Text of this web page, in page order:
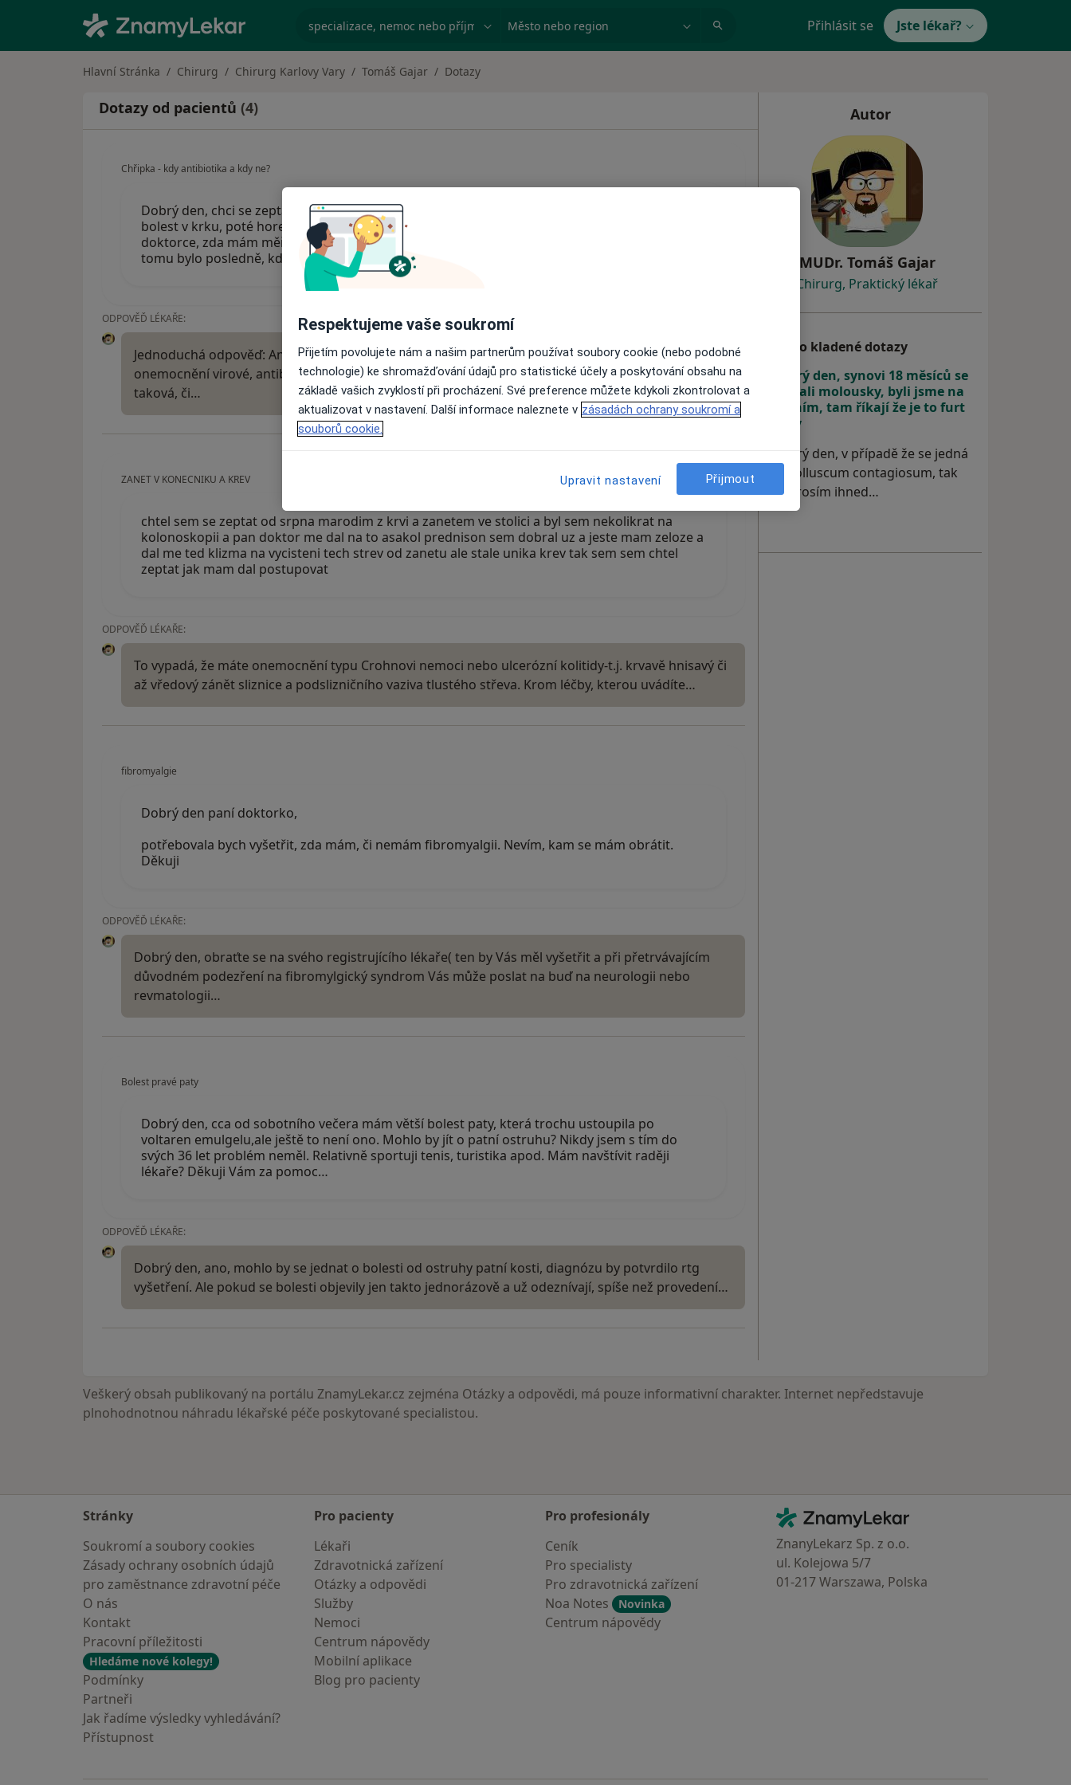
specializace, nemoc nebo příjmení Město nebo region Přihlásit se Jste lékař?
Hlavní Stránka Chirurg Chirurg Karlovy Vary Tomáš Gajar Dotazy
Dotazy od pacientů (4)
Chřipka - kdy antibiotika a kdy ne?
Dobrý den, chci se zeptat na jiný názor praktického lékaře. Onemocněla jsem, nejdřív pouze
bolest v krku, poté horečka 38,4, bolest svalů a celého těla, slabost.. a tak jsem volala
doktorce, zda mám měřit cestu do ordinace, ne aby mě opět poslala domů s Vincentkou (jak
tomu bylo posledně, kdy…
ODPOVĚĎ LÉKAŘE:
Jednoduchá odpověď: Antibiotika se předepisují na bakteriální infekce a jelikož je chřipka
onemocnění virové, antibiotika by nezabrala. Otázkou může být, zda je to u Vás chřipka jako
taková, či…
ZANET V KONECNIKU A KREV
chtel sem se zeptat od srpna marodim z krvi a zanetem ve stolici a byl sem nekolikrat na
kolonoskopii a pan doktor me dal na to asakol prednison sem dobral uz a jeste mam zeloze a
dal me ted klizma na vycisteni tech strev od zanetu ale stale unika krev tak sem sem chtel
zeptat jak mam dal postupovat
ODPOVĚĎ LÉKAŘE:
To vypadá, že máte onemocnění typu Crohnovi nemoci nebo ulcerózní kolitidy-t.j. krvavě hnisavý či
až vředový zánět sliznice a podslizničního vaziva tlustého střeva. Krom léčby, kterou uvádíte…
fibromyalgie
Dobrý den paní doktorko,
potřebovala bych vyšetřit, zda mám, či nemám fibromyalgii. Nevím, kam se mám obrátit.
Děkuji
ODPOVĚĎ LÉKAŘE:
Dobrý den, obraťte se na svého registrujícího lékaře( ten by Vás měl vyšetřit a při přetrvávajícím
důvodném podezření na fibromylgický syndrom Vás může poslat na buď na neurologii nebo
revmatologii…
Bolest pravé paty
Dobrý den, cca od sobotního večera mám větší bolest paty, která trochu ustoupila po
voltaren emulgelu,ale ještě to není ono. Mohlo by jít o patní ostruhu? Nikdy jsem s tím do
svých 36 let problém neměl. Relativně sportuji tenis, turistika apod. Mám navštívit raději
lékaře? Děkuji Vám za pomoc…
ODPOVĚĎ LÉKAŘE:
Dobrý den, ano, mohlo by se jednat o bolesti od ostruhy patní kosti, diagnózu by potvrdilo rtg
vyšetření. Ale pokud se bolesti objevily jen takto jednorázově a už odeznívají, spíše než provedení…
Autor
MUDr. Tomáš Gajar
Chirurg, Praktický lékař
Často kladené dotazy
Dobrý den, synovi 18 měsíců se
udělali molousky, byli jsme na
kožním, tam říkají že je to furt
okey
Dobrý den, v případě že se jedná
o molluscum contagiosum, tak
se prosím ihned…
Veškerý obsah publikovaný na portálu ZnamyLekar.cz zejména Otázky a odpovědi, má pouze informativní charakter. Internet nepředstavuje
plnohodnotnou náhradu lékařské péče poskytované specialistou.
Stránky
Soukromí a soubory cookies
Zásady ochrany osobních údajů
pro zaměstnance zdravotní péče
O nás
Kontakt
Pracovní příležitosti
Hledáme nové kolegy!
Podmínky
Partneři
Jak řadíme výsledky vyhledávání?
Přístupnost
Pro pacienty
Lékaři
Zdravotnická zařízení
Otázky a odpovědi
Služby
Nemoci
Centrum nápovědy
Mobilní aplikace
Blog pro pacienty
Pro profesionály
Ceník
Pro specialisty
Pro zdravotnická zařízení
Noa Notes
Novinka
Centrum nápovědy
Kontakt
ZnamyLekar - Hlavní stránka
ZnanyLekarz Sp. z o.o.
ul. Kolejowa 5/7
01-217 Warszawa, Polska
Respektujeme vaše soukromí
Přijetím povolujete nám a našim partnerům používat soubory cookie (nebo podobné
technologie) ke shromažďování údajů pro statistické účely a poskytování obsahu na
základě vašich zvyklostí při procházení. Své preference můžete kdykoli zkontrolovat a
aktualizovat v nastavení. Další informace naleznete v zásadách ochrany soukromí a
souborů cookie.
Upravit nastavení Přijmout